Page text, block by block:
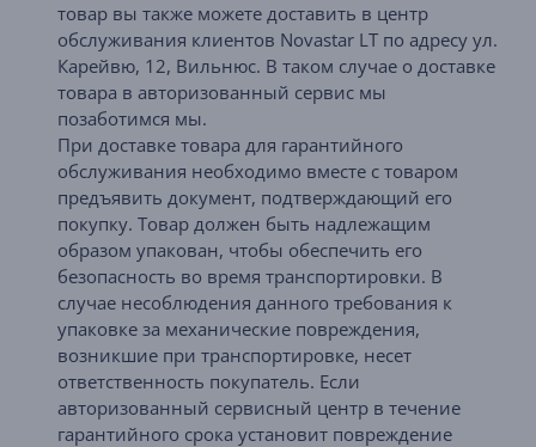
товар вы также можете доставить в центр
обслуживания клиентов Novastar LT по адресу ул.
Карейвю, 12, Вильнюс. В таком случае о доставке
товара в авторизованный сервис мы
позаботимся мы.
При доставке товара для гарантийного
обслуживания необходимо вместе с товаром
предъявить документ, подтверждающий его
покупку. Товар должен быть надлежащим
образом упакован, чтобы обеспечить его
безопасность во время транспортировки. В
случае несоблюдения данного требования к
упаковке за механические повреждения,
возникшие при транспортировке, несет
ответственность покупатель. Если
авторизованный сервисный центр в течение
гарантийного срока установит повреждение